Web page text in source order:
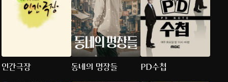
인간극장 동네의 명장들 PD수첩